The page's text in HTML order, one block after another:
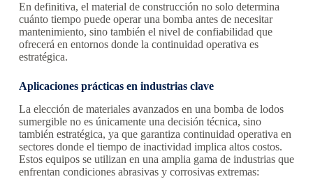
En definitiva, el material de construcción no solo determina
cuánto tiempo puede operar una bomba antes de necesitar
mantenimiento, sino también el nivel de confiabilidad que
ofrecerá en entornos donde la continuidad operativa es
estratégica.
Aplicaciones prácticas en industrias clave
La elección de materiales avanzados en una bomba de lodos
sumergible no es únicamente una decisión técnica, sino
también estratégica, ya que garantiza continuidad operativa en
sectores donde el tiempo de inactividad implica altos costos.
Estos equipos se utilizan en una amplia gama de industrias que
enfrentan condiciones abrasivas y corrosivas extremas: